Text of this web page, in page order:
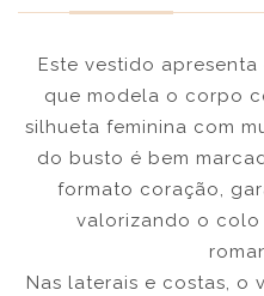
Este vestido
que modela o corpo
silhueta feminina com
do busto é bem
formato coração,
valorizando o colo
Nas laterais e costas, o